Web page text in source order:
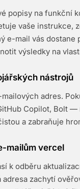
popisy na funkční
vaše instrukce,
e-mail vás
výsledky na
nástrojů
adres.
Copilot, Bolt
a zabraňuje
mailům vercel
k odběru
zachytí